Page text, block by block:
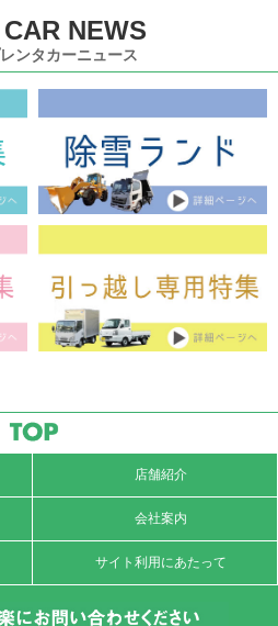
NEWS
ンタカーニュース
店舗紹介
会社案内
サイト利用にあたって